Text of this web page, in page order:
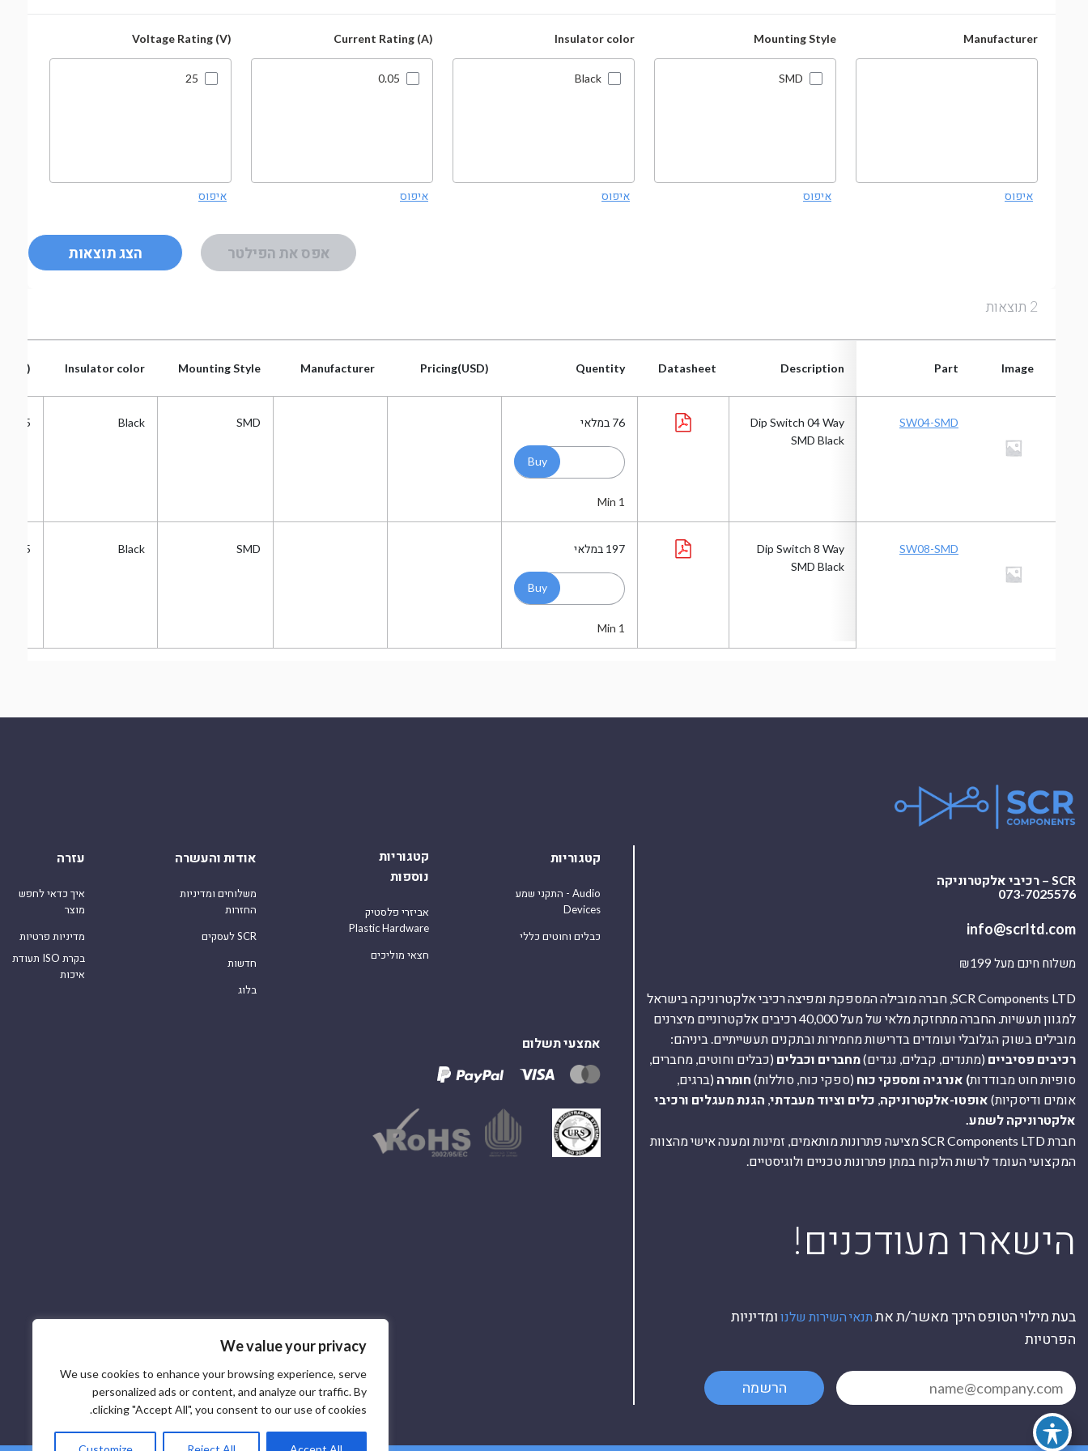
We value your privacy
We use cookies to enhance your browsing experience, serve
personalized ads or content, and analyze our traffic. By
clicking "Accept All", you consent to our use of cookies.
Manufacturer
איפוס
Mounting Style
SMD
איפוס
Insulator color
Black
איפוס
Current Rating (A)
0.05
איפוס
Voltage Rating (V)
25
איפוס
אפס את הפילטר
2 תוצאות
Image
Part
Description
Datasheet
Quentity
Pricing(USD)
Manufacturer
Mounting Style
Insulator color
(A) Image
Part
Description
Datasheet
Quentity
Pricing(USD)
Manufacturer
Mounting Style
Insulator color
(A)
SW04-SMD
Dip Switch 04 Way
SMD Black
76 במלאי
Min 1
SMD
Black
0.05
SW08-SMD
Dip Switch 8 Way
SMD Black
197 במלאי
Min 1
SMD
Black
0.05
SCR – רכיבי אלקטרוניקה
073-7025576
info@scrltd.com
משלוח חינם מעל ₪199
SCR Components LTD, חברה מובילה המספקת ומפיצה רכיבי אלקטרוניקה בישראל
למגוון תעשיות. החברה מתחזקת מלאי של מעל 40,000 רכיבים אלקטרוניים מיצרנים
מובילים בשוק הגלובלי ועומדים בדרישות מחמירות ובתקנים תעשייתיים. ביניהם:
רכיבים פסיביים (מתנדים, קבלים, נגדים)מחברים וכבלים (כבלים וחוטים, מחברים,
סופיות חוט מבודדות) אנרגיה ומספקי כוח (ספקי כוח, סוללות) חומרה (ברגים,
אומים ודיסקיות) אופטו-אלקטרוניקה, כלים וציוד מעבדתי, הגנת מעגלים ורכיבי
אלקטרוניקה לשמע.
חברת SCR Components LTD מציעה פתרונות מותאמים, זמינות ומענה אישי מהצוות
המקצועי העומד לרשות הלקוח במתן פתרונות טכניים ולוגיסטיים.
!הישארו מעודכנים
בעת מילוי הטופס הינך מאשר/ת את תנאי השירות שלנו ומדיניות
הפרטיות
הרשמה
קטגוריות
התקני שמע - Audio
Devices
כבלים וחוטים כללי
קטגוריות
נוספות
אביזרי פלסטיק
Plastic Hardware
חצאי מוליכים
אודות והעשרה
משלוחים ומדיניות
החזרות
לעסקים SCR
חדשות
בלוג
עזרה
איך כדאי לחפש
מוצר
מדיניות פרטיות
תעודת ISO בקרת
איכות
אמצעי תשלום